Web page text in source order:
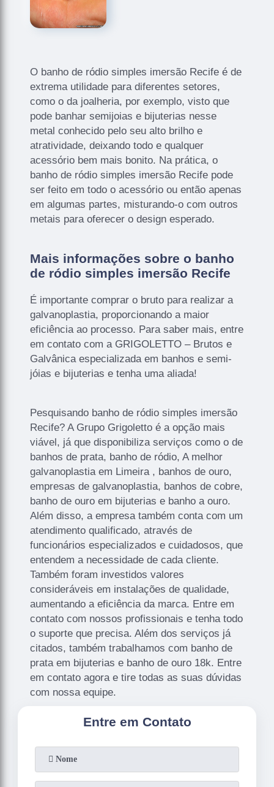
O banho de ródio simples imersão Recife é de
extrema utilidade para diferentes setores,
como o da joalheria, por exemplo, visto que
pode banhar semijoias e bijuterias nesse
metal conhecido pelo seu alto brilho e
atratividade, deixando todo e qualquer
acessório bem mais bonito. Na prática, o
banho de ródio simples imersão Recife pode
ser feito em todo o acessório ou então apenas
em algumas partes, misturando-o com outros
metais para oferecer o design esperado.
Mais informações sobre o banho
de ródio simples imersão Recife
É importante comprar o bruto para realizar a
galvanoplastia, proporcionando a maior
eficiência ao processo. Para saber mais, entre
em contato com a GRIGOLETTO – Brutos e
Galvânica especializada em banhos e semi-
jóias e bijuterias e tenha uma aliada!
Pesquisando banho de ródio simples imersão
Recife? A Grupo Grigoletto é a opção mais
viável, já que disponibiliza serviços como o de
banhos de prata, banho de ródio, A melhor
galvanoplastia em Limeira , banhos de ouro,
empresas de galvanoplastia, banhos de cobre,
banho de ouro em bijuterias e banho a ouro.
Além disso, a empresa também conta com um
atendimento qualificado, através de
funcionários especializados e cuidadosos, que
entendem a necessidade de cada cliente.
Também foram investidos valores
consideráveis em instalações de qualidade,
aumentando a eficiência da marca. Entre em
contato com nossos profissionais e tenha todo
o suporte que precisa. Além dos serviços já
citados, também trabalhamos com banho de
prata em bijuterias e banho de ouro 18k. Entre
em contato agora e tire todas as suas dúvidas
com nossa equipe.
Entre em Contato